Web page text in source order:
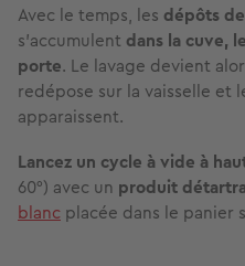
Avec le temps, les dépôts
s’accumulent dans la cuve,
porte. Le lavage devient
redépose sur la vaisselle et
apparaissent.
Lancez un cycle à vide à
60°) avec un produit
blanc placée dans le panier